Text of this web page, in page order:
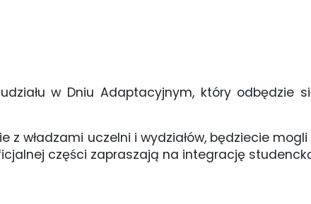
w Dniu Adaptacyjnym, który odbędzie
władzami uczelni i wydziałów, będziecie
części zapraszają na integrację